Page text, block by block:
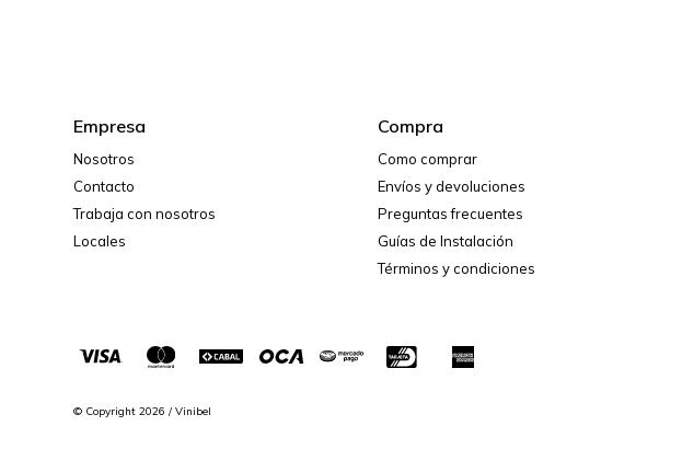
Empresa
Nosotros
Contacto
Trabaja con nosotros
Locales
Compra
Como comprar
Envíos y devoluciones
Preguntas frecuentes
Guías de Instalación
Términos y condiciones
© Copyright 2026 / Vinibel